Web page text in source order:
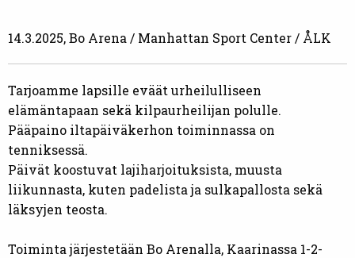
14.3.2025, Bo Arena / Manhattan Sport Center / ÅLK
Tarjoamme lapsille eväät urheilulliseen
elämäntapaan sekä kilpaurheilijan polulle.
Pääpaino iltapäiväkerhon toiminnassa on
tenniksessä.
Päivät koostuvat lajiharjoituksista, muusta
liikunnasta, kuten padelista ja sulkapallosta sekä
läksyjen teosta.
Toiminta järjestetään Bo Arenalla, Kaarinassa 1-2-